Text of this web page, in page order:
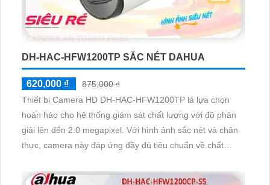
DH-HAC-HFW1200TP SẮC NÉT DAHUA
620,000 ₫
875,000 ₫
Thiết bị Camera HD DH-HAC-HFW1200TP là lựa chọn
hoàn hảo cho hệ thống giám sát chất lượng với độ phân
giải lên đến 2.0 megapixel. Với hình ảnh sắc nét và chân
thực, camera này đáp ứng đầy đủ tiêu chuẩn về chất
cải thiện với hồng ngoại có thước đo lên đến 30m